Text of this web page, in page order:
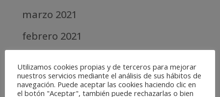
marzo 2021
febrero 2021
abril 2020
Utilizamos cookies propias y de terceros para mejorar
nuestros servicios mediante el análisis de sus hábitos de
navegación. Puede aceptar las cookies haciendo clic en
el botón "Aceptar", también puede rechazarlas o bien